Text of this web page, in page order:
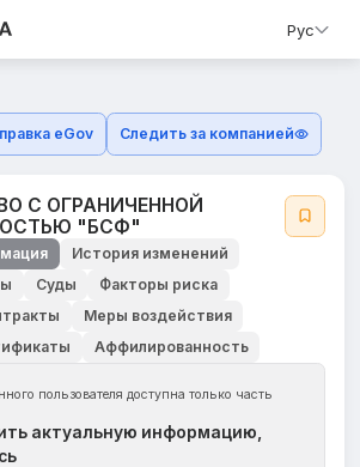
Рус
eGov Следить за компанией
С ОГРАНИЧЕННОЙ
"БСФ"
История изменений
Суды
Факторы риска
Меры воздействия
Аффилированность
пользователя доступна только часть
актуальную информацию,